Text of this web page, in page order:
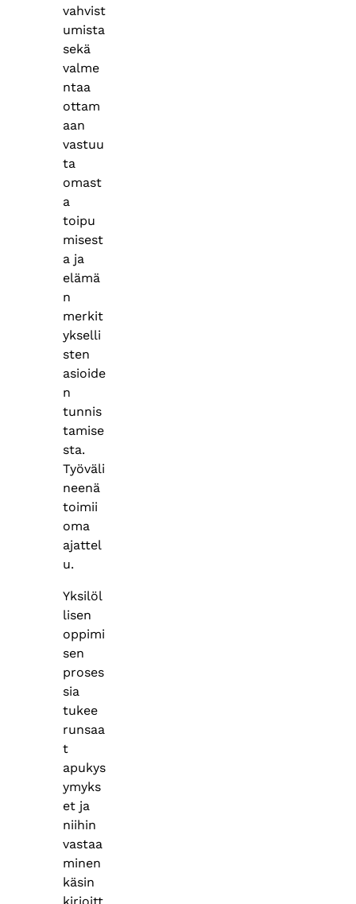
vahvist
umista
sekä
valme
ntaa
ottam
aan
vastuu
ta
omast
a
toipu
misest
a ja
elämä
n
merkit
ykselli
sten
asioide
n
tunnis
tamise
sta.
Työväli
neenä
toimii
oma
ajattel
u.
Yksilöl
lisen
oppimi
sen
proses
sia
tukee
runsaa
t
apukys
ymyks
et ja
niihin
vastaa
minen
käsin
kirjoitt